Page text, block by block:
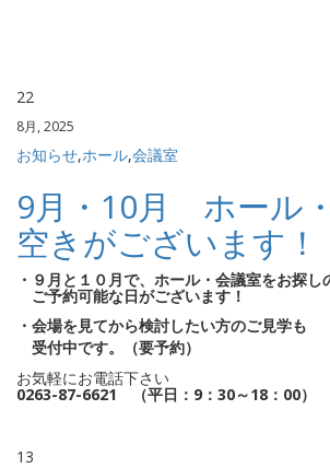
22
8月, 2025
お知らせ,ホール,会議室
9月・10月 ホール
空きがございます！
・９月と１０月で、ホール・会議室をお探し
ご予約可能な日がございます！
・会場を見てから検討したい方のご見学も
受付中です。（要予約）
お気軽にお電話下さい
0263-87-6621 （平日：9：30～18：00）
13